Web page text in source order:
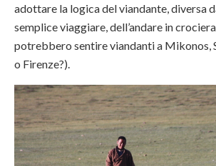
adottare la logica del viandante, diversa
semplice viaggiare, dell’andare in
potrebbero sentire viandanti a Mikonos,
o Firenze?).